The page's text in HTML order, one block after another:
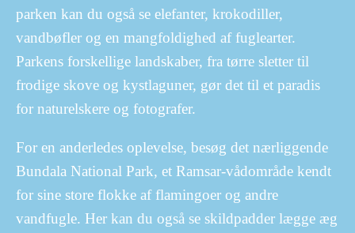
parken kan du også se elefanter, krokodiller,
vandbøfler og en mangfoldighed af fuglearter.
Parkens forskellige landskaber, fra tørre sletter til
frodige skove og kystlaguner, gør det til et paradis
for naturelskere og fotografer.
For en anderledes oplevelse, besøg det nærliggende
Bundala National Park, et Ramsar-vådområde kendt
for sine store flokke af flamingoer og andre
vandfugle. Her kan du også se skildpadder lægge æg